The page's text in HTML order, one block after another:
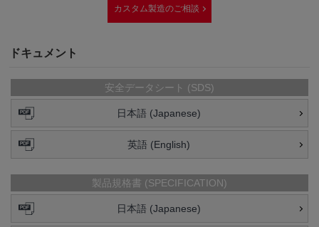
カスタム製造のご相談
ドキュメント
安全データシート (SDS)
日本語 (Japanese)
英語 (English)
製品規格書 (SPECIFICATION)
日本語 (Japanese)